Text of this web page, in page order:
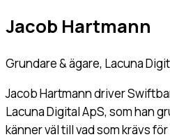
Jacob Hartmann
Grundare & ägare, Lacuna
Jacob Hartmann driver
Lacuna Digital ApS, som han
känner väl till vad som krävs